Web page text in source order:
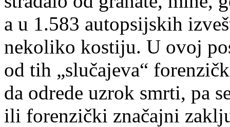
a u 1.583 autopsijskih
nekoliko kostiju. U ovoj
od tih „slučajeva“
da odrede uzrok smrti, pa
ili forenzički značajni